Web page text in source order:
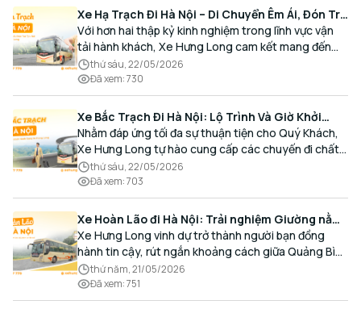
Xe Hạ Trạch Đi Hà Nội – Di Chuyển Êm Ái, Đón Trả
Tận Nơi Cùng Xe Hưng Long
Với hơn hai thập kỷ kinh nghiệm trong lĩnh vực vận
tải hành khách, Xe Hưng Long cam kết mang đến
cho Quý Khách một hành trình di chuyển trọn vẹn,
thoải mái và đúng giờ.
thứ sáu, 22/05/2026
Đã xem:730
Xe Bắc Trạch Đi Hà Nội: Lộ Trình Và Giờ Khởi
Hành Cùng Xe Hưng Long
Nhằm đáp ứng tối đa sự thuận tiện cho Quý Khách,
Xe Hưng Long tự hào cung cấp các chuyến đi chất
lượng cao, an toàn với lịch trình linh hoạt mỗi ngày.
thứ sáu, 22/05/2026
Đã xem:703
Xe Hoàn Lão đi Hà Nội: Trải nghiệm Giường nằm
Cao cấp, Đón trả Tận nơi
Xe Hưng Long vinh dự trở thành người bạn đồng
hành tin cậy, rút ngắn khoảng cách giữa Quảng Bình
và Thủ đô bằng chất lượng dịch vụ chuẩn mực.
thứ năm, 21/05/2026
Đã xem:751